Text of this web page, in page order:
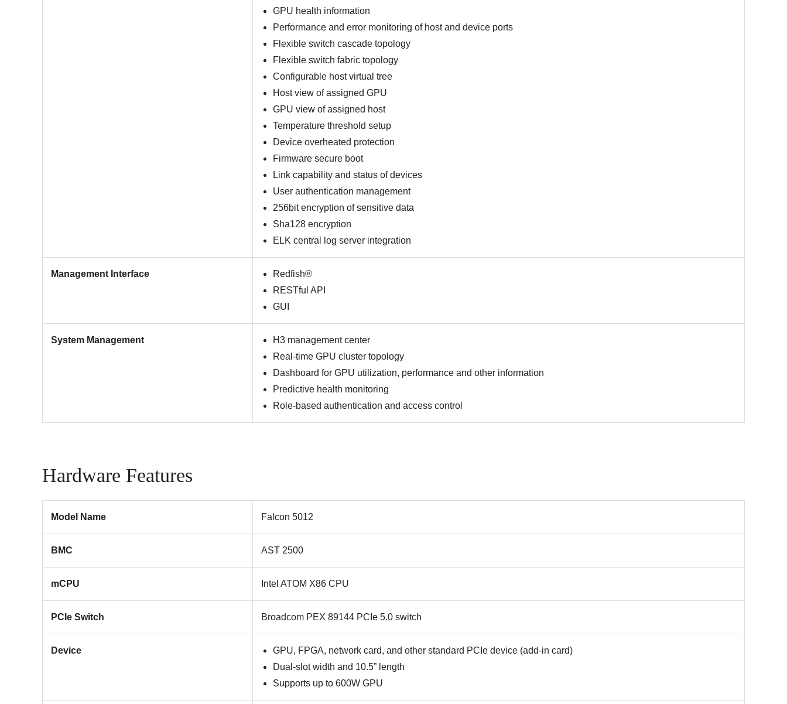
GPU health information
Performance and error monitoring of host and device ports
Flexible switch cascade topology
Flexible switch fabric topology
Configurable host virtual tree
Host view of assigned GPU
GPU view of assigned host
Temperature threshold setup
Device overheated protection
Firmware secure boot
Link capability and status of devices
User authentication management
256bit encryption of sensitive data
Sha128 encryption
ELK central log server integration
Management Interface
Redfish®
RESTful API
GUI
System Management
H3 management center
Real-time GPU cluster topology
Dashboard for GPU utilization, performance and other information
Predictive health monitoring
Role-based authentication and access control
Hardware Features
Model Name Falcon 5012
BMC AST 2500
mCPU Intel ATOM X86 CPU
PCIe Switch Broadcom PEX 89144 PCIe 5.0 switch
Device
GPU, FPGA, network card, and other standard PCIe device (add-in card)
Dual-slot width and 10.5” length
Supports up to 600W GPU